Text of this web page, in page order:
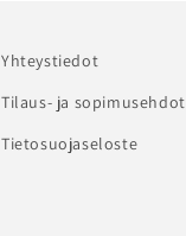
Yhteystiedot
Tilaus- ja sopimusehdot
Tietosuojaseloste